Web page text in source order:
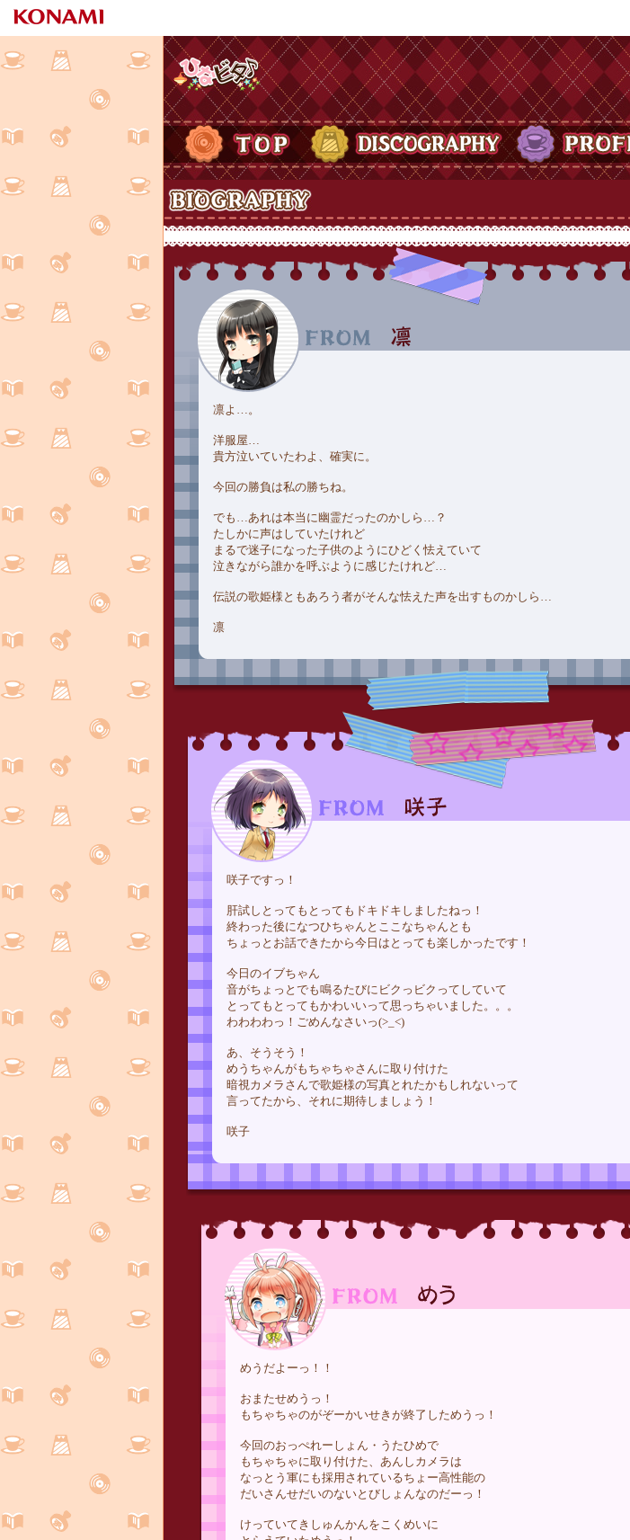
ひなビタ♪
TOP DISCOGRAPHY
Biography
凛よ…。
洋服屋…
貴方泣いていたわよ、確実に。
今回の勝負は私の勝ちね。
でも…あれは本当に幽霊だったのかしら…？
たしかに声はしていたけれど
まるで迷子になった子供のようにひどく怯えていて
泣きながら誰かを呼ぶように感じたけれど…
伝説の歌姫様ともあろう者がそんな怯えた声を出すものかしら…
凛
咲子ですっ！
肝試しとってもとってもドキドキしましたねっ！
終わった後になつひちゃんとここなちゃんとも
ちょっとお話できたから今日はとっても楽しかったです！
今日のイブちゃん
音がちょっとでも鳴るたびにビクっビクってしていて
とってもとってもかわいいって思っちゃいました。。。
わわわわっ！ごめんなさいっ(>_<)
あ、そうそう！
めうちゃんがもちゃちゃさんに取り付けた
暗視カメラさんで歌姫様の写真とれたかもしれないって
言ってたから、それに期待しましょう！
咲子
めうだよーっ！！
おまたせめうっ！
もちゃちゃのがぞーかいせきが終了しためうっ！
今回のおっぺれーしょん・うたひめで
もちゃちゃに取り付けた、あんしカメラは
なっとう軍にも採用されているちょー高性能の
だいさんせだいのないとびしょんなのだーっ！
けっていてきしゅんかんをこくめいに